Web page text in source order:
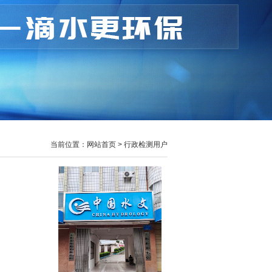
当前位置：网站首页 > 行政检测用户